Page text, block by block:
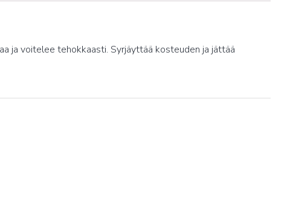
ja voitelee tehokkaasti. Syrjäyttää kosteuden ja jättää